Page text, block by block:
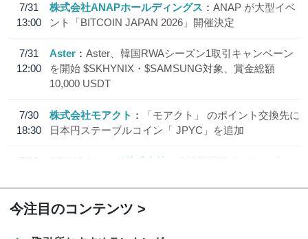
7/31
13:00
株式会社ANAPホールディングス
ANAP が大型イベ
ント「BITCOIN JAPAN 2026」開催決定
7/31
12:00
Aster
Aster、韓国RWAシーズン1取引キャンペーン
を開始 $SKHYNIX・$SAMSUNG対象、賞金総額
10,000 USDT
7/30
18:30
株式会社モアクト
「モアクト」 のポイント交換先に
日本円ステーブルコイン「 JPYC」を追加
7/29
SBI VCトレード株式会社
信託型円建てステーブル
今注目のコンテンツ